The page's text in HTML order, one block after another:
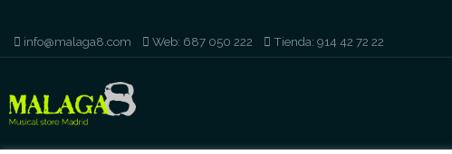
info@malaga8.com Web: 687 050 222 Tienda: 914 42 72 22